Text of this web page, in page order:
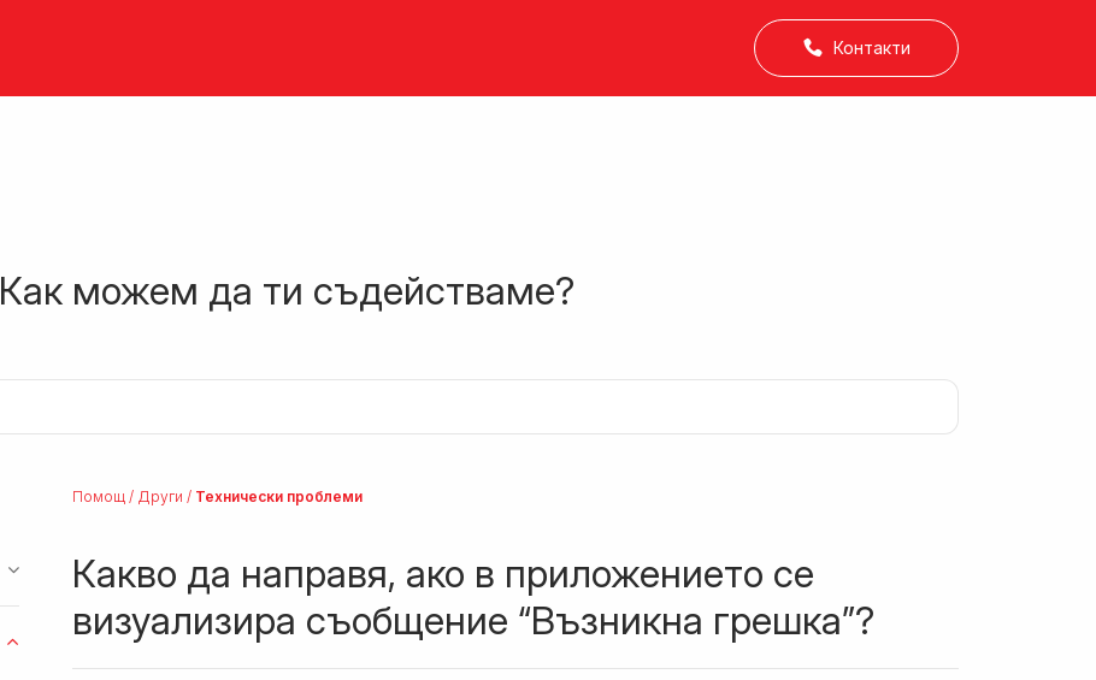
Контакти
Как можем да ти съдействаме?
Помощ / Други / Технически проблеми
Какво да направя, ако в приложението се
визуализира съобщение “Възникна грешка”?